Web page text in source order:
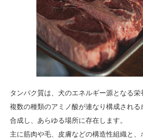
タンパク質は、犬のエネルギー源となる栄
複数の種類のアミノ酸が連なり構成され
合成し、あらゆる場所に存在します。
主に筋肉や毛、皮膚などの構造性組織と